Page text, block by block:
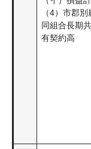
（4）市郡
同組合長期
有契約高